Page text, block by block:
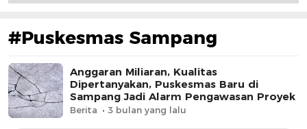
#Puskesmas Sampang
Anggaran Miliaran, Kualitas
Dipertanyakan, Puskesmas Baru di
Sampang Jadi Alarm Pengawasan Proyek
Berita 3 bulan yang lalu